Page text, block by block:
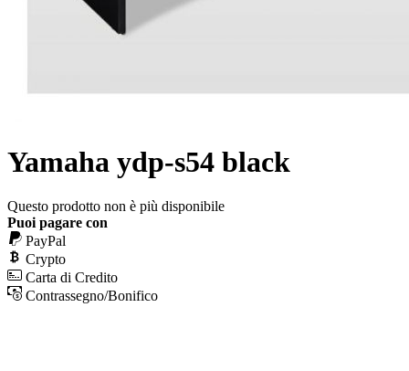
Yamaha ydp-s54 black
Questo prodotto non è più disponibile
Puoi pagare con
PayPal
Crypto
Carta di Credito
Contrassegno/Bonifico